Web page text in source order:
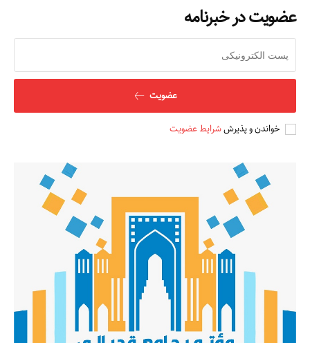
عضویت در خبرنامه
عضویت
خواندن و پذیرششرایط عضویت